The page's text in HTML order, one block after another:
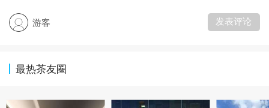
游客 发表评论
最热茶友圈